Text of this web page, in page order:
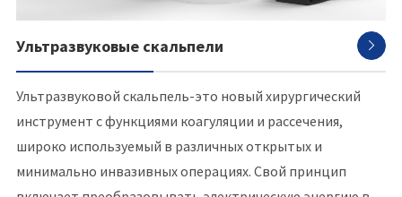
Ультразвуковые скальпели 
Ультразвуковой скальпель-это новый хирургический
инструмент с функциями коагуляции и рассечения,
широко используемый в различных открытых и
минимально инвазивных операциях. Свой принцип